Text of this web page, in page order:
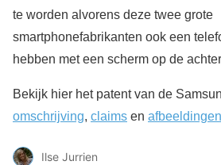
te worden alvorens deze twee grote
smartphonefabrikanten ook een
hebben met een scherm op de
Bekijk hier het patent van de
omschrijving, claims en afbeeldingen
Ilse Jurrien